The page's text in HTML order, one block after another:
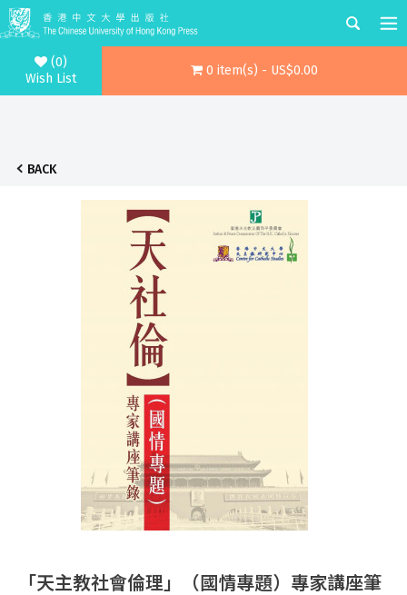
(0)
Wish List
0 item(s) - US$0.00
BACK
「天主教社會倫理」（國情專題）專家講座筆